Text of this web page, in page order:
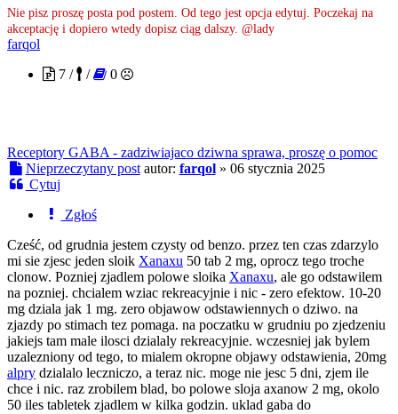
Nie pisz proszę posta pod postem. Od tego jest opcja edytuj. Poczekaj na
akceptację i dopiero wtedy dopisz ciąg dalszy. @lady
farqol
7 /
/ 0
Receptory GABA - zadziwiajaco dziwna sprawa, proszę o pomoc
Nieprzeczytany post autor: farqol» 06 stycznia 2025
Cytuj
Zgłoś
Cześć, od grudnia jestem czysty od benzo. przez ten czas zdarzylo
mi sie zjesc jeden sloik Xanaxu 50 tab 2 mg, oprocz tego troche
clonow. Pozniej zjadlem polowe sloika Xanaxu, ale go odstawilem
na pozniej. chcialem wziac rekreacyjnie i nic - zero efektow. 10-20
mg dziala jak 1 mg. zero objawow odstawiennych o dziwo. na
zjazdy po stimach tez pomaga. na poczatku w grudniu po zjedzeniu
jakiejs tam male ilosci dzialaly rekreacyjnie. wczesniej jak bylem
uzalezniony od tego, to mialem okropne objawy odstawienia, 20mg
alpry dzialalo leczniczo, a teraz nic. moge nie jesc 5 dni, zjem ile
chce i nic. raz zrobilem blad, bo polowe sloja axanow 2 mg, okolo
50 iles tabletek zjadlem w kilka godzin. uklad gaba do